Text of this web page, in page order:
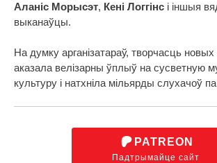
Аланіс Морысэт, Кені Логгінс і іншыя
выканаўцы.
На думку арганізатараў, творчасць
аказала велізарны ўплыў на сусветную
культуру і натхніла мільярды слухачоў
PATREON
Падтрымайце сайт